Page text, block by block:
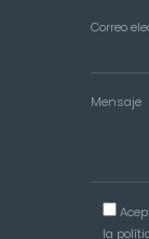
Correo
Mensaje
la